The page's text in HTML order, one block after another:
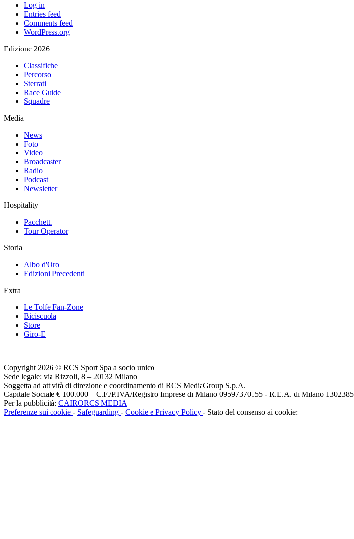
Log in
Entries feed
Comments feed
WordPress.org
Edizione 2026
Classifiche
Percorso
Sterrati
Race Guide
Squadre
Media
News
Foto
Video
Broadcaster
Radio
Podcast
Newsletter
Hospitality
Pacchetti
Tour Operator
Storia
Albo d'Oro
Edizioni Precedenti
Extra
Le Tolfe Fan-Zone
Biciscuola
Store
Giro-E
Copyright 2026 © RCS Sport Spa a socio unico
Sede legale: via Rizzoli, 8 – 20132 Milano
Soggetta ad attività di direzione e coordinamento di RCS MediaGroup S.p.A.
Capitale Sociale € 100.000 – C.F./P.IVA/Registro Imprese di Milano 09597370155 - R.E.A. di Milano 1302385
Per la pubblicità: CAIRORCS MEDIA
Preferenze sui cookie - Safeguarding - Cookie e Privacy Policy - Stato del consenso ai cookie: